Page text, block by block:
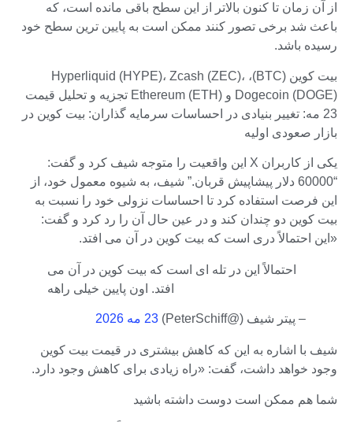
از آن زمان تا کنون بالاتر از این سطح باقی مانده است، که
باعث شد برخی تصور کنند ممکن است به پایین ترین سطح خود
رسیده باشد.
بیت کوین (BTC)، Hyperliquid (HYPE)، Zcash (ZEC)،
Dogecoin (DOGE) و Ethereum (ETH) تجزیه و تحلیل قیمت
23 مه: تغییر بنیادی در احساسات سرمایه گذاران: بیت کوین در
بازار صعودی اولیه
یکی از کاربران X این واقعیت را متوجه شیف کرد و گفت:
“60000 دلار پیشاپیش قربان.” شیف، به شیوه معمول خود، از
این فرصت استفاده کرد تا احساسات نزولی خود را نسبت به
بیت کوین دو چندان کند و در عین حال آن را رد کرد و گفت:
«این احتمالاً دری است که بیت کوین در آن می افتد.
احتمالاً این در تله ای است که بیت کوین در آن می
افتد. اون پایین خیلی راهه
– پیتر شیف (@PeterSchiff) 23 مه 2026
شیف با اشاره به این که کاهش بیشتری در قیمت بیت کوین
وجود خواهد داشت، گفت: «راه زیادی برای کاهش وجود دارد.
شما هم ممکن است دوست داشته باشید